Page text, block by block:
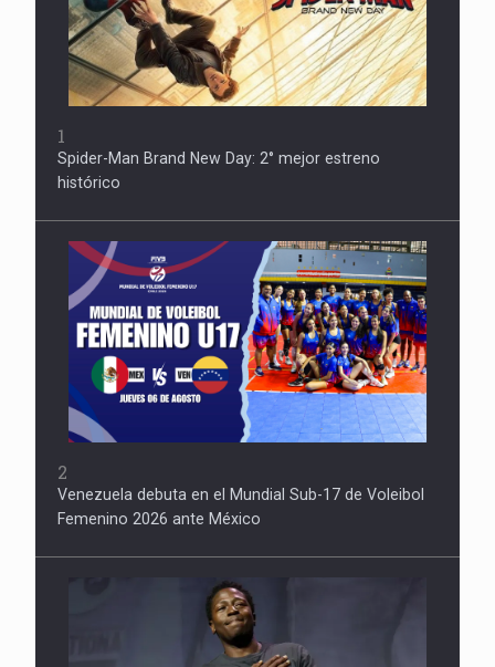
1
Spider-Man Brand New Day: 2° mejor estreno
histórico
2
Venezuela debuta en el Mundial Sub-17 de Voleibol
Femenino 2026 ante México